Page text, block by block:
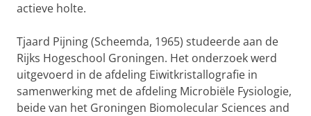
actieve holte.
Tjaard Pijning (Scheemda, 1965) studeerde aan de
Rijks Hogeschool Groningen. Het onderzoek werd
uitgevoerd in de afdeling Eiwitkristallografie in
samenwerking met de afdeling Microbiële Fysiologie,
beide van het Groningen Biomolecular Sciences and